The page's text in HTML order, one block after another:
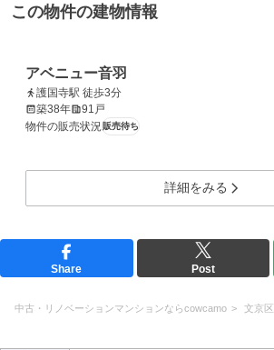
この物件の建物情報
アベニュー音羽
護国寺駅 徒歩3分
築38年
91戸
物件の販売状況販売待ち
詳細をみる
Share Post
中古・リノベーションマンションならcowcamo 文京区